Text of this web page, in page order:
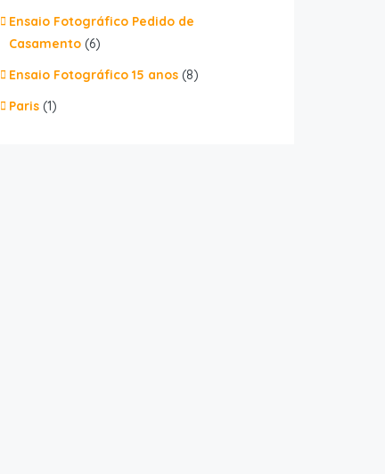
Ensaio Fotográfico Pedido de
Casamento (6)
Ensaio Fotográfico 15 anos (8)
Paris (1)